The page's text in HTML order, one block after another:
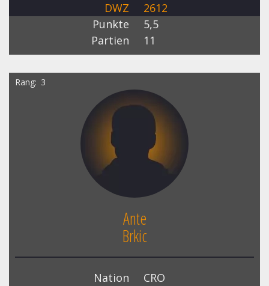
DWZ
2612
Punkte
5,5
Partien
11
Rang 3
Ante
Brkic
Nation
CRO